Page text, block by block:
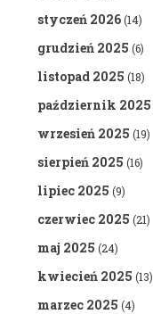
styczeń 2026(14)
grudzień 2025 (6)
listopad 2025 (18)
październik 2025
wrzesień 2025 (19)
sierpień 2025 (16)
lipiec 2025 (9)
czerwiec 2025 (21)
maj 2025 (24)
kwiecień 2025 (13)
marzec 2025 (4)